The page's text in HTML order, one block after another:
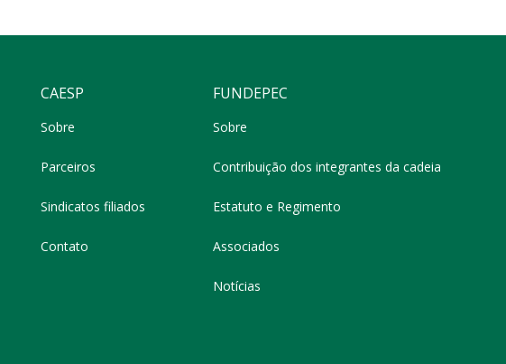
CAESP
Sobre
Parceiros
Sindicatos filiados
Contato
FUNDEPEC
Sobre
Contribuição dos integrantes da cadeia
Estatuto e Regimento
Associados
Notícias